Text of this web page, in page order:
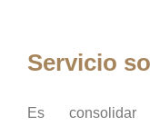
Servicio
Es